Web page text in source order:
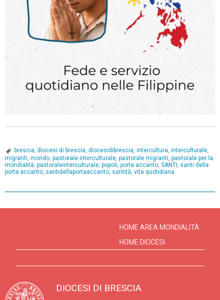
brescia, diocesi di brescia, diocesidibrescia, intercultura, interculturale,
migranti, mondo, pastorale interculturale, pastorale migranti, pastorale per la
mondialità, pastoraleinterculturale, popoli, porta accanto, SANTI , santi della
porta accanto, santidellaportaaccanto, santità, vita quotidiana
i
DIOCESI DI BRESCIA
HOME AREA MONDIALITÀ
HOME DIOCESI